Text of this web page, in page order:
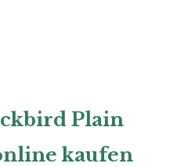
Plain
kaufen